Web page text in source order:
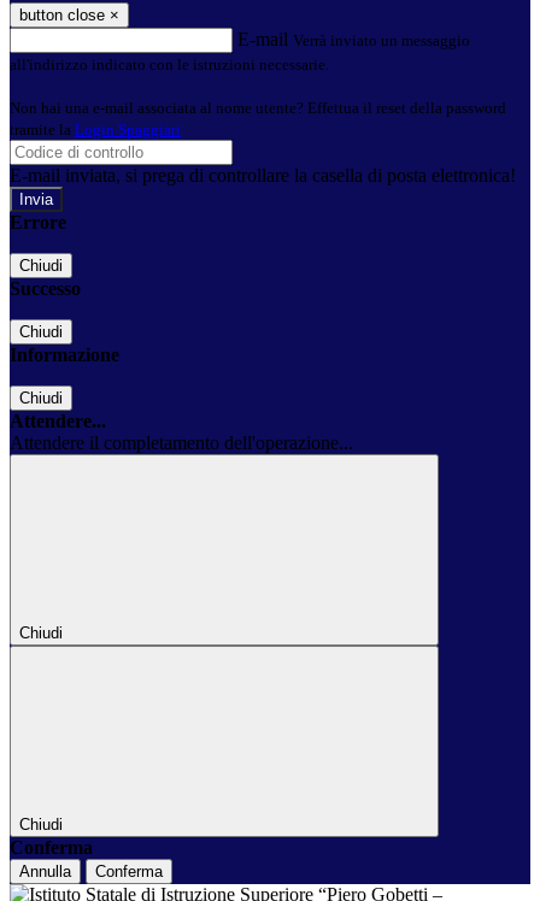
button close ×
E-mail Verrà inviato un messaggio
all'indirizzo indicato con le istruzioni necessarie.
Non hai una e-mail associata al nome utente? Effettua il reset della password
tramite la Login Spaggiari
E-mail inviata, si prega di controllare la casella di posta elettronica!
Errore
Chiudi
Successo
Chiudi
Informazione
Chiudi
Attendere...
Attendere il completamento dell'operazione...
Chiudi
Chiudi
Conferma
Annulla Conferma